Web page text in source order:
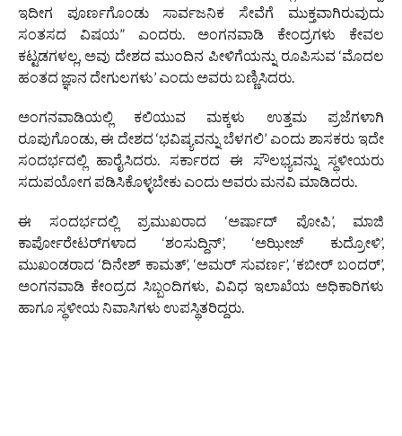
ಇದೀಗ ಪೂರ್ಣಗೊಂಡು ಸಾರ್ವಜನಿಕ ಸೇವೆಗೆ ಮುಕ್ತವಾಗಿರುವುದು
ಸಂತಸದ ವಿಷಯ” ಎಂದರು. ಅಂಗನವಾಡಿ ಕೇಂದ್ರಗಳು ಕೇವಲ
ಕಟ್ಟಡಗಳಲ್ಲ, ಅವು ದೇಶದ ಮುಂದಿನ ಪೀಳಿಗೆಯನ್ನು ರೂಪಿಸುವ ‘ಮೊದಲ
ಹಂತದ ಜ್ಞಾನ ದೇಗುಲಗಳು’ ಎಂದು ಅವರು ಬಣ್ಣಿಸಿದರು.
ಅಂಗನವಾಡಿಯಲ್ಲಿ ಕಲಿಯುವ ಮಕ್ಕಳು ಉತ್ತಮ ಪ್ರಜೆಗಳಾಗಿ
ರೂಪುಗೊಂಡು, ಈ ದೇಶದ ‘ಭವಿಷ್ಯವನ್ನು ಬೆಳಗಲಿ’ ಎಂದು ಶಾಸಕರು ಇದೇ
ಸಂದರ್ಭದಲ್ಲಿ ಹಾರೈಸಿದರು. ಸರ್ಕಾರದ ಈ ಸೌಲಭ್ಯವನ್ನು ಸ್ಥಳೀಯರು
ಸದುಪಯೋಗ ಪಡಿಸಿಕೊಳ್ಳಬೇಕು ಎಂದು ಅವರು ಮನವಿ ಮಾಡಿದರು.
ಈ ಸಂದರ್ಭದಲ್ಲಿ ಪ್ರಮುಖರಾದ ‘ಅರ್ಷಾದ್ ಪೋಪಿ’, ಮಾಜಿ
ಕಾರ್ಪೋರೇಟರ್‌ಗಳಾದ ‘ಶಂಸುದ್ದಿನ್’, ‘ಅಝೀಜ್ ಕುದ್ರೋಳಿ’,
ಮುಖಂಡರಾದ ‘ದಿನೇಶ್ ಕಾಮತ್’, ‘ಅಮರ್ ಸುವರ್ಣ’, ‘ಕಬೀರ್ ಬಂದರ್’,
ಅಂಗನವಾಡಿ ಕೇಂದ್ರದ ಸಿಬ್ಬಂದಿಗಳು, ವಿವಿಧ ಇಲಾಖೆಯ ಅಧಿಕಾರಿಗಳು
ಹಾಗೂ ಸ್ಥಳೀಯ ನಿವಾಸಿಗಳು ಉಪಸ್ಥಿತರಿದ್ದರು.